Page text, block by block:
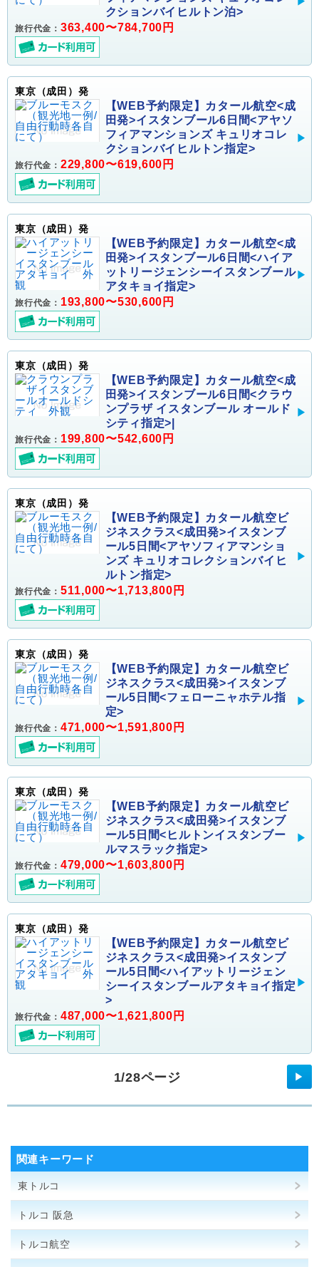
クションバイヒルトン泊>
旅行代金： 363,400〜784,700円
東京（成田）発
【WEB予約限定】カタール航空<成
田発>イスタンブール6日間<アヤソ
フィアマンションズ キュリオコレ
クションバイヒルトン指定>
旅行代金： 229,800〜619,600円
東京（成田）発
【WEB予約限定】カタール航空<成
田発>イスタンブール6日間<ハイア
ットリージェンシーイスタンブール
アタキョイ指定>
旅行代金： 193,800〜530,600円
東京（成田）発
【WEB予約限定】カタール航空<成
田発>イスタンブール6日間<クラウ
ンプラザ イスタンブール オールド
シティ指定>|
旅行代金： 199,800〜542,600円
東京（成田）発
【WEB予約限定】カタール航空ビ
ジネスクラス<成田発>イスタンブ
ール5日間<アヤソフィアマンショ
ンズ キュリオコレクションバイヒ
ルトン指定>
旅行代金： 511,000〜1,713,800円
東京（成田）発
【WEB予約限定】カタール航空ビ
ジネスクラス<成田発>イスタンブ
ール5日間<フェローニャホテル指
定>
旅行代金： 471,000〜1,591,800円
東京（成田）発
【WEB予約限定】カタール航空ビ
ジネスクラス<成田発>イスタンブ
ール5日間<ヒルトンイスタンブー
ルマスラック指定>
旅行代金： 479,000〜1,603,800円
東京（成田）発
【WEB予約限定】カタール航空ビ
ジネスクラス<成田発>イスタンブ
ール5日間<ハイアットリージェン
シーイスタンブールアタキョイ指定
>
旅行代金： 487,000〜1,621,800円
1/28ページ ▶
関連キーワード
東トルコ
トルコ 阪急
トルコ航空